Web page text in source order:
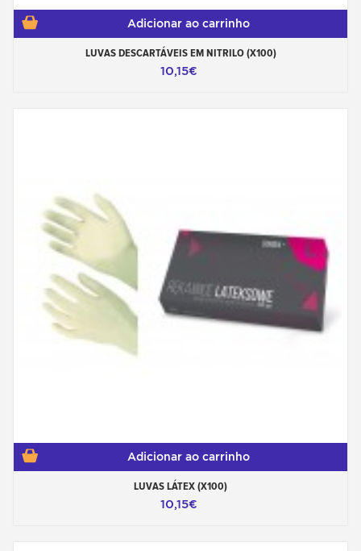
Adicionar ao carrinho
LUVAS DESCARTÁVEIS EM NITRILO (X100)
10,15€
Adicionar ao carrinho
LUVAS LÁTEX (X100)
10,15€